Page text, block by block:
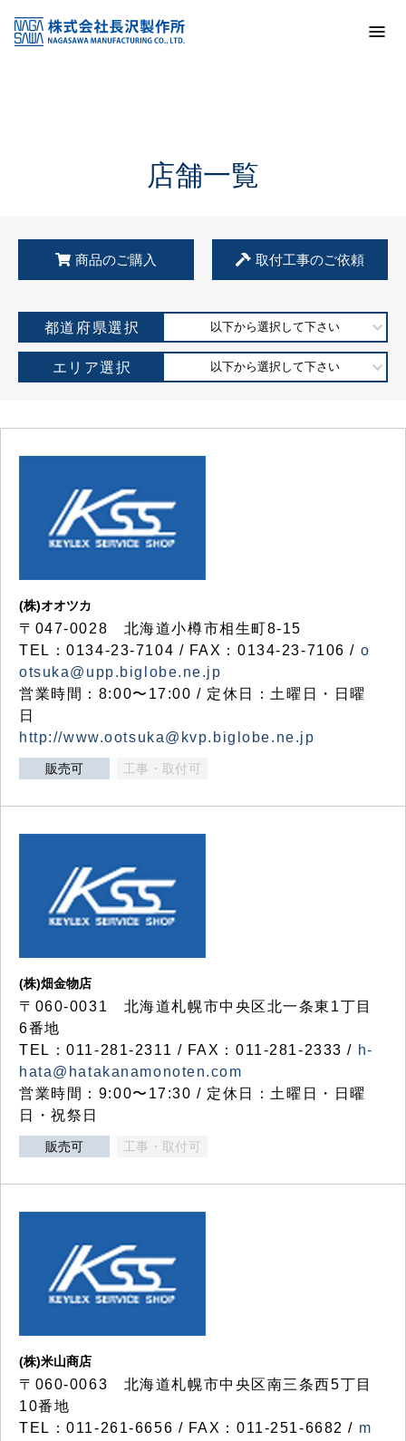
KSS加盟店・取扱店情報
店舗一覧
店舗一覧
商品のご購入 取付工事のご依頼
都道府県選択 以下から選択して下さい
エリア選択 以下から選択して下さい
(株)オオツカ
〒047-0028 北海道小樽市相生町8-15
TEL：0134-23-7104 / FAX：0134-23-7106 / o
otsuka@upp.biglobe.ne.jp
営業時間：8:00〜17:00 / 定休日：土曜日・日曜
日
http://www.ootsuka@kvp.biglobe.ne.jp
販売可 工事・取付可
(株)畑金物店
〒060-0031 北海道札幌市中央区北一条東1丁目
6番地
TEL：011-281-2311 / FAX：011-281-2333 / h-
hata@hatakanamonoten.com
営業時間：9:00〜17:30 / 定休日：土曜日・日曜
日・祝祭日
販売可 工事・取付可
(株)米山商店
〒060-0063 北海道札幌市中央区南三条西5丁目
10番地
TEL：011-261-6656 / FAX：011-251-6682 / m